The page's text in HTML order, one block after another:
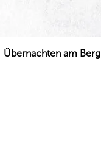
Übernachten am Berg